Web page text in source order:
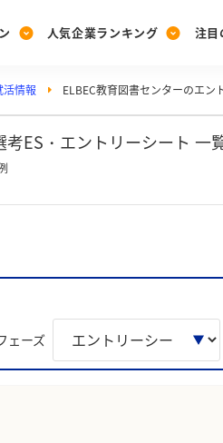
[27卒]
人気企業ランキング
グを見る
みんな
注目
業特集
活情報 ELBEC教育図書センターのエン
ES・エントリーシート 一
ェーズ